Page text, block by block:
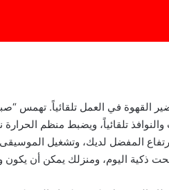
القهوة في العمل تلقائياً. تهمس
تلقائياً، ويضبط منظم
المفضل لديك، وتشغيل